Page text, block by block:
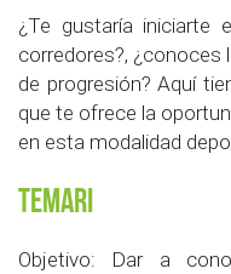
¿Te gustaría iniciarte
corredores?, ¿conoces
de progresión? Aquí
que te ofrece la
en esta modalidad
Temari
Objetivo: Dar a